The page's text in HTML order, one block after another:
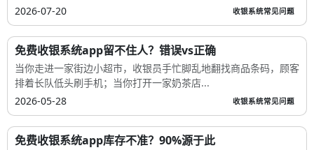
2026-07-20
收银系统常见问题
免费收银系统app留不住人？错误vs正确
当你走进一家街边小超市，收银员手忙脚乱地翻找商品条码，顾客
排着长队低头刷手机；当你打开一家奶茶店...
2026-05-28
收银系统常见问题
免费收银系统app库存不准？90%源于此